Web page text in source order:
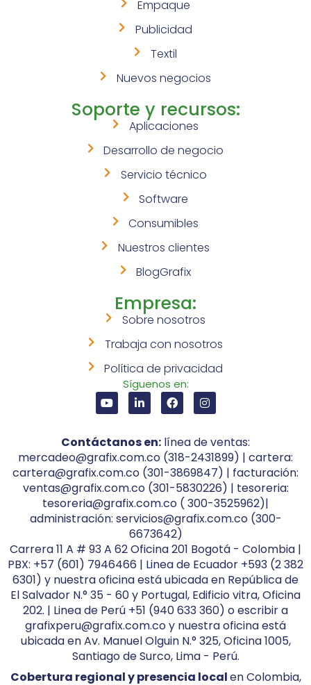
Empaque
Publicidad
Textil
Nuevos negocios
Soporte y recursos:
Aplicaciones
Desarrollo de negocio
Servicio técnico
Software
Consumibles
Nuestros clientes
BlogGrafix
Empresa:
Sobre nosotros
Trabaja con nosotros
Política de privacidad
Síguenos en:
Contáctanos en: línea de ventas:
mercadeo@grafix.com.co (318-2431899) | cartera:
cartera@grafix.com.co (301-3869847) | facturación:
ventas@grafix.com.co (301-5830226) | tesoreria:
tesoreria@grafix.com.co ( 300-3525962)|
administración: servicios@grafix.com.co (300-
6673642)
Carrera 11 A # 93 A 62 Oficina 201 Bogotá - Colombia |
PBX: +57 (601) 7946466 | Linea de Ecuador +593 (2 382
6301) y nuestra oficina está ubicada en República de
El Salvador N.° 35 - 60 y Portugal, Edificio vitra, Oficina
202. | Linea de Perú +51 (940 633 360) o escribir a
grafixperu@grafix.com.co y nuestra oficina está
ubicada en Av. Manuel Olguin N.° 325, Oficina 1005,
Santiago de Surco, Lima - Perú.
Cobertura regional y presencia localen Colombia,